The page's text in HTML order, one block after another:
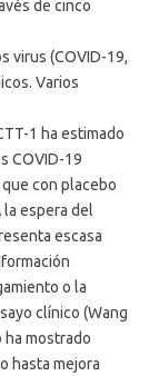
de cinco
virus (COVID-19,
Varios
1 ha estimado
COVID-19
con placebo
la espera del
escasa
o la
clínico (Wang
ha mostrado
hasta mejora